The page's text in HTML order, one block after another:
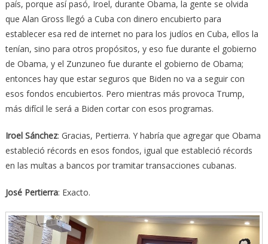
país, porque así pasó, Iroel, durante Obama, la gente se olvida
que Alan Gross llegó a Cuba con dinero encubierto para
establecer esa red de internet no para los judíos en Cuba, ellos la
tenían, sino para otros propósitos, y eso fue durante el gobierno
de Obama, y el Zunzuneo fue durante el gobierno de Obama;
entonces hay que estar seguros que Biden no va a seguir con
esos fondos encubiertos. Pero mientras más provoca Trump,
más difícil le será a Biden cortar con esos programas.
Iroel Sánchez: Gracias, Pertierra. Y habría que agregar que Obama
estableció récords en esos fondos, igual que estableció récords
en las multas a bancos por tramitar transacciones cubanas.
José Pertierra: Exacto.